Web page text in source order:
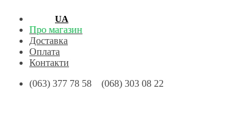
UA
Про магазин
Доставка
Оплата
Контакти
(063) 377 78 58 (068) 303 08 22